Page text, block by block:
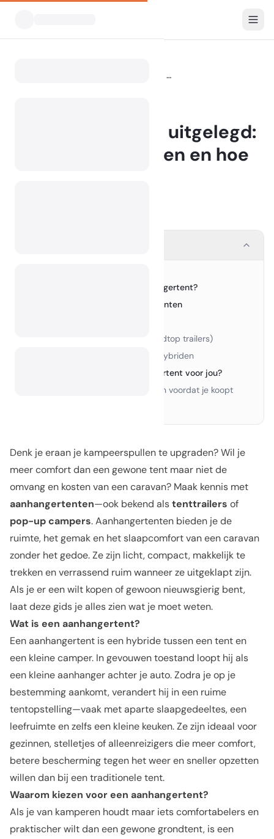
Aanhangertenten uitgelegd: soorten, kenmerken en hoe je de juiste kiest
Aanhangertenten uitgelegd:
soorten, kenmerken en hoe
Waarom kiezen voor een aanhangertent?
Belangrijkste typen aanhangertenten
Pop-up campers (soft- of hardtop trailers)
Combi-trailers / Gear Trailer-hybriden
Wat is het beste type aanhangertent voor jou?
Andere zaken om te overwegen voordat je koopt
Denk je eraan je kampeerspullen te upgraden? Wil je
meer comfort dan een gewone tent maar niet de
omvang en kosten van een caravan? Maak kennis met
aanhangertenten—ook bekend alstenttrailers of
pop-up campers. Aanhangertenten bieden je de
ruimte, het gemak en het slaapcomfort van een caravan
zonder het gedoe. Ze zijn licht, compact, makkelijk te
trekken en verrassend ruim wanneer ze uitgeklapt zijn.
Als je er een wilt kopen of gewoon nieuwsgierig bent,
laat deze gids je alles zien wat je moet weten.
Wat is een aanhangertent?
Een aanhangertent is een hybride tussen een tent en
een kleine camper. In gevouwen toestand loopt hij als
een kleine aanhanger achter je auto. Zodra je op je
bestemming aankomt, verandert hij in een ruime
tentopstelling—vaak met aparte slaapgedeeltes, een
leefruimte en zelfs een kleine keuken. Ze zijn ideaal voor
gezinnen, stelletjes of alleenreizigers die meer comfort,
betere bescherming tegen het weer en sneller opzetten
willen dan bij een traditionele tent.
Waarom kiezen voor een aanhangertent?
Als je van kamperen houdt maar iets comfortabelers en
praktischer wilt dan een gewone grondtent, is een